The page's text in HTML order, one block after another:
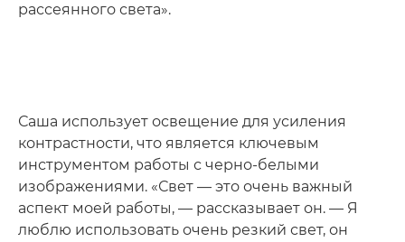
рассеянного света».
Саша использует освещение для усиления
контрастности, что является ключевым
инструментом работы с черно-белыми
изображениями. «Свет — это очень важный
аспект моей работы, — рассказывает он. — Я
люблю использовать очень резкий свет, он